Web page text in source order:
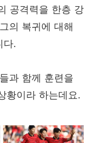
공격력을 한층 강
의 복귀에 대해
다.
과 함께 훈련을
황이라 하는데요.